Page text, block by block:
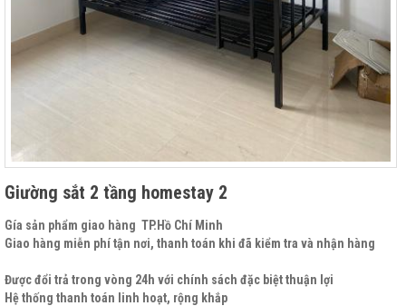
Giường sắt 2 tầng homestay 2
Gía sản phẩm giao hàng TP.Hồ Chí Minh
Giao hàng miễn phí tận nơi, thanh toán khi đã kiểm tra và nhận hàng
Được đổi trả trong vòng 24h với chính sách đặc biệt thuận lợi
Hệ thống thanh toán linh hoạt, rộng khắp